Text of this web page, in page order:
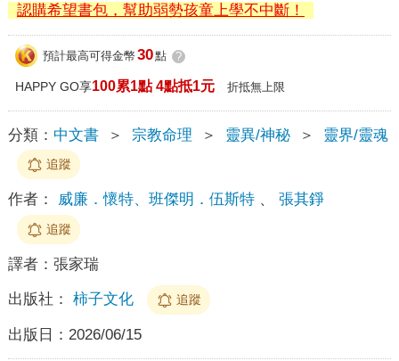
認購希望書包，幫助弱勢孩童上學不中斷！
預計最高可得金幣 30點 ?
HAPPY GO享100累1點 4點抵1元 折抵無上限
分類： 中文書 ＞ 宗教命理 ＞ 靈異/神秘 ＞ 靈界/靈魂
追蹤
作者： 威廉．懷特、班傑明．伍斯特、 張其錚
追蹤
譯者： 張家瑞
出版社： 柿子文化 追蹤
出版日： 2026/06/15